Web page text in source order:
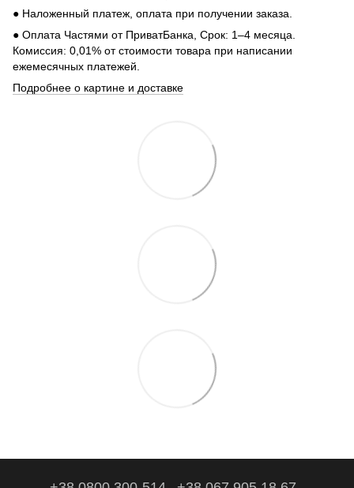
● Наложенный платеж, оплата при получении заказа.
● Оплата Частями от ПриватБанка, Срок: 1–4 месяца.
Комиссия: 0,01% от стоимости товара при написании
ежемесячных платежей.
Подробнее о картине и доставке